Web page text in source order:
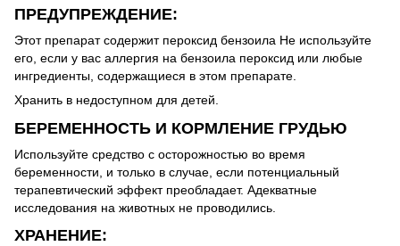
ПРЕДУПРЕЖДЕНИЕ:
Этот препарат содержит пероксид бензоила Не используйте
его, если у вас аллергия на бензоила пероксид или любые
ингредиенты, содержащиеся в этом препарате.
Хранить в недоступном для детей.
БЕРЕМЕННОСТЬ И КОРМЛЕНИЕ ГРУДЬЮ
Используйте средство с осторожностью во время
беременности, и только в случае, если потенциальный
терапевтический эффект преобладает. Адекватные
исследования на животных не проводились.
ХРАНЕНИЕ: